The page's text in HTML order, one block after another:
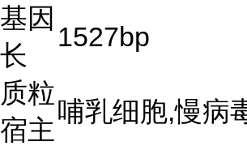
基因
长
1527bp
质粒
宿主
哺乳细胞,慢病